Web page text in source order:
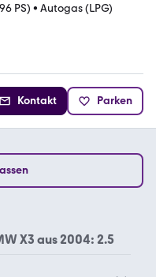
PS) • Autogas (LPG)
Kontakt Parken
X3 aus 2004: 2.5